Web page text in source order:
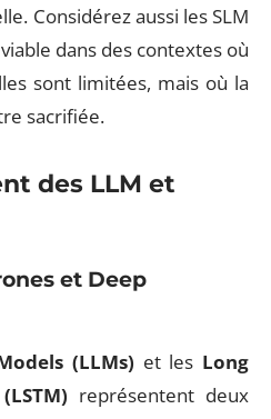
Considérez aussi les SLM
dans des contextes où
sont limitées, mais où la
sacrifiée.
des LLM et
et Deep
(LLMs) et les Long
représentent deux